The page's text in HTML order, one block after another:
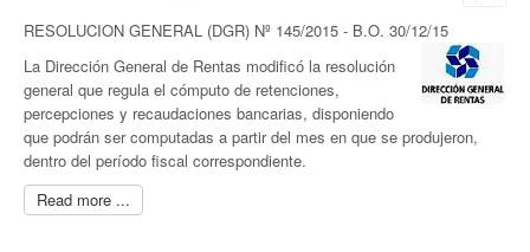
RESOLUCION GENERAL (DGR) Nº 145/2015 - B.O. 30/12/15
La Dirección General de Rentas modificó la resolución
general que regula el cómputo de retenciones,
percepciones y recaudaciones bancarias, disponiendo
que podrán ser computadas a partir del mes en que se produjeron,
dentro del período fiscal correspondiente.
Read more ...